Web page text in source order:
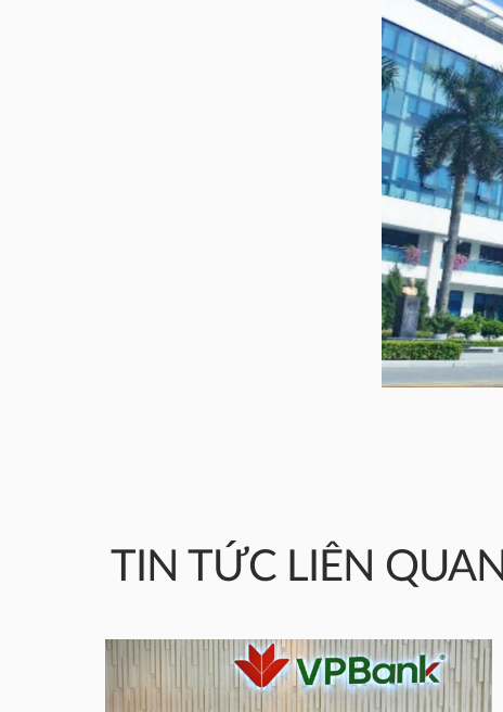
TIN TỨC LIÊN QUAN